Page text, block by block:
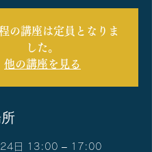
の講座は定員となりま
した。
他の講座を見る
24日 13:00 – 17:00